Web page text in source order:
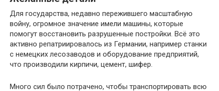
Для государства, недавно пережившего масштабную
войну, огромное значение имели машины, которые
помогут восстановить разрушенные постройки. Всё это
активно репатриировалось из Германии, например станки
с немецких лесозаводов и оборудование предприятий,
что производили кирпичи, цемент, шифер.
Много сил было потрачено, чтобы транспортировать всю